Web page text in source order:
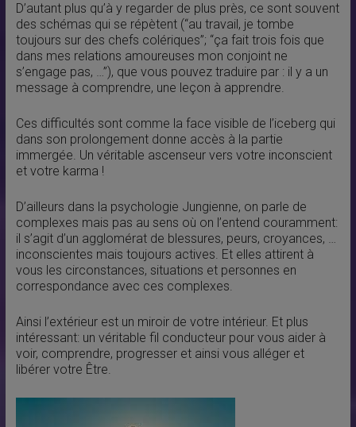
D’autant plus qu’à y regarder de plus près, ce sont souvent
des schémas qui se répètent (“au travail, je tombe
toujours sur des chefs colériques”; “ça fait trois fois que
dans mes relations amoureuses mon conjoint ne
s’engage pas, …”), que vous pouvez traduire par : il y a un
message à comprendre, une leçon à apprendre.
Ces difficultés sont comme la face visible de l’iceberg qui
dans son prolongement donne accès à la partie
immergée. Un véritable ascenseur vers votre inconscient
et votre karma !
D’ailleurs dans la psychologie Jungienne, on parle de
complexes mais pas au sens où on l’entend couramment:
il s’agit d’un agglomérat de blessures, peurs, croyances, …
inconscientes mais toujours actives. Et elles attirent à
vous les circonstances, situations et personnes en
correspondance avec ces complexes.
Ainsi l’extérieur est un miroir de votre intérieur. Et plus
intéressant: un véritable fil conducteur pour vous aider à
voir, comprendre, progresser et ainsi vous alléger et
libérer votre Être.